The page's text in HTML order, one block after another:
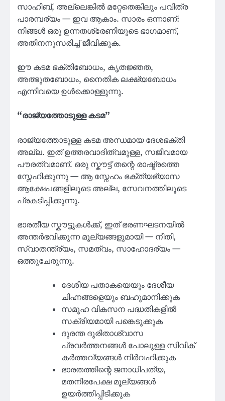
സാഹിബ്, അല്ലെങ്കിൽ മറ്റേതെങ്കിലും പവിത്ര
പാരമ്പര്യം — ഇവ ആകാം. സാരം ഒന്നാണ്:
നിങ്ങൾ ഒരു ഉന്നതശ്രേണിയുടെ ഭാഗമാണ്,
അതിനനുസരിച്ച് ജീവിക്കുക.
ഈ കടമ ഭക്തിബോധം, കൃതജ്ഞത,
അത്ഭുതബോധം, നൈതിക ലക്ഷ്യബോധം
എന്നിവയെ ഉൾക്കൊള്ളുന്നു.
“രാജ്യത്തോടുള്ള കടമ”
രാജ്യത്തോടുള്ള കടമ അന്ധമായ ദേശഭക്തി
അല്ല. ഇത് ഉത്തരവാദിത്വമുള്ള, സജീവമായ
പൗരത്വമാണ്. ഒരു സ്കൗട്ട് തന്റെ രാഷ്ട്രത്തെ
സ്നേഹിക്കുന്നു — ആ സ്നേഹം ഭക്ത്യഭ്യാസ
ആക്ഷേപങ്ങളിലൂടെ അല്ല, സേവനത്തിലൂടെ
പ്രകടിപ്പിക്കുന്നു.
ഭാരതീയ സ്കൗട്ടുകൾക്ക്, ഇത് ഭരണഘടനയിൽ
അന്തർഭവിക്കുന്ന മൂല്യങ്ങളുമായി — നീതി,
സ്വാതന്ത്ര്യം, സമത്വം, സാഹോദര്യം —
ഒത്തുചേരുന്നു.
ദേശീയ പതാകയെയും ദേശീയ
ചിഹ്നങ്ങളെയും ബഹുമാനിക്കുക
സമൂഹ വികസന പദ്ധതികളിൽ
സക്രിയമായി പങ്കെടുക്കുക
ദുരന്ത ദുരിതാശ്വാസ
പ്രവർത്തനങ്ങൾ പോലുള്ള സിവിക്
കർത്തവ്യങ്ങൾ നിർവഹിക്കുക
ഭാരതത്തിന്റെ ജനാധിപത്യ,
മതനിരപേക്ഷ മൂല്യങ്ങൾ
ഉയർത്തിപ്പിടിക്കുക